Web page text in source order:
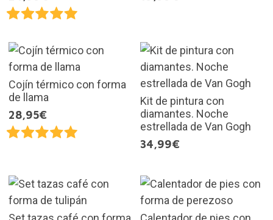
Cojín térmico con forma
de llama
28,95€
Kit de pintura con
diamantes. Noche
estrellada de Van Gogh
34,99€